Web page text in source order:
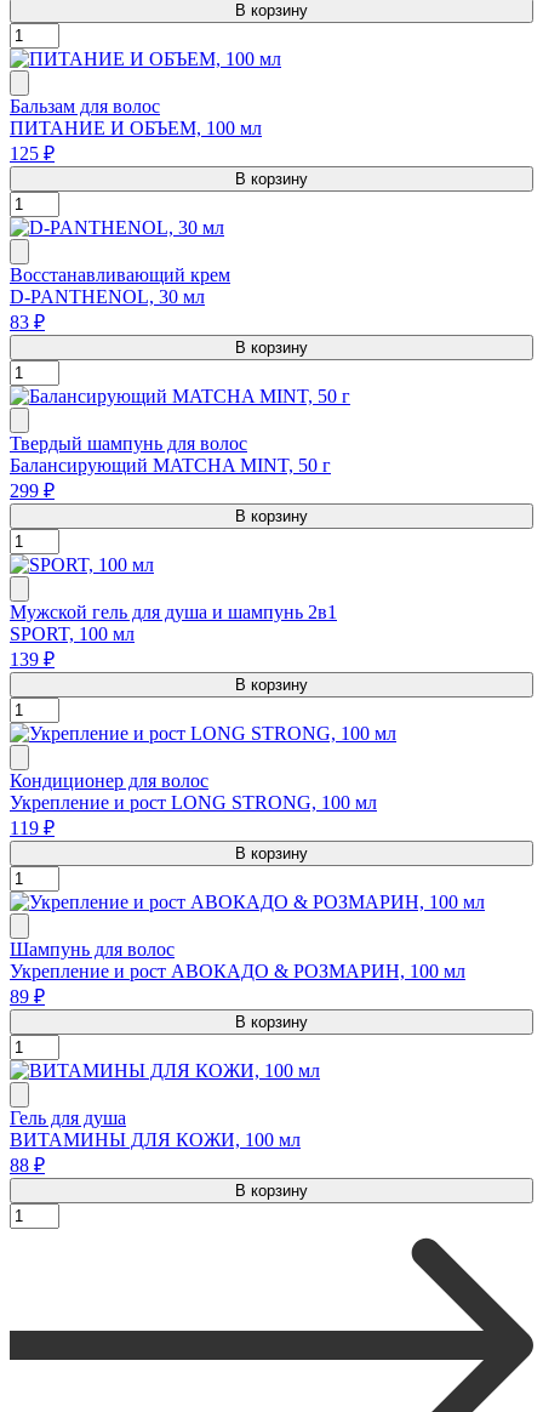
В корзину
Бальзам для волос
ПИТАНИЕ И ОБЪЕМ, 100 мл
125 ₽
В корзину
Восстанавливающий крем
D-PANTHENOL, 30 мл
83 ₽
В корзину
Твердый шампунь для волос
Балансирующий MATCHA MINT, 50 г
299 ₽
В корзину
Мужской гель для душа и шампунь 2в1
SPORT, 100 мл
139 ₽
В корзину
Кондиционер для волос
Укрепление и рост LONG STRONG, 100 мл
119 ₽
В корзину
Шампунь для волос
Укрепление и рост АВОКАДО & РОЗМАРИН, 100 мл
89 ₽
В корзину
Гель для душа
ВИТАМИНЫ ДЛЯ КОЖИ, 100 мл
88 ₽
В корзину